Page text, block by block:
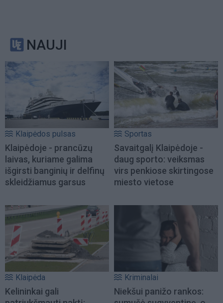
NAUJI
Klaipėdos pulsas
Klaipėdoje - prancūzų
laivas, kuriame galima
išgirsti banginių ir delfinų
skleidžiamus garsus
Sportas
Savaitgalį Klaipėdoje -
daug sporto: veiksmas
virs penkiose skirtingose
miesto vietose
Klaipėda
Kelininkai gali
Kriminalai
Niekšui panižo rankos: